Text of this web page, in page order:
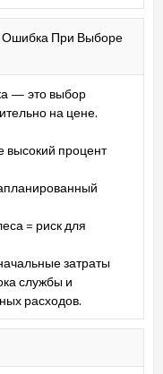
Ошибка При Выборе
— это выбор
на цене.
процент
= риск для
затраты
службы и
расходов.